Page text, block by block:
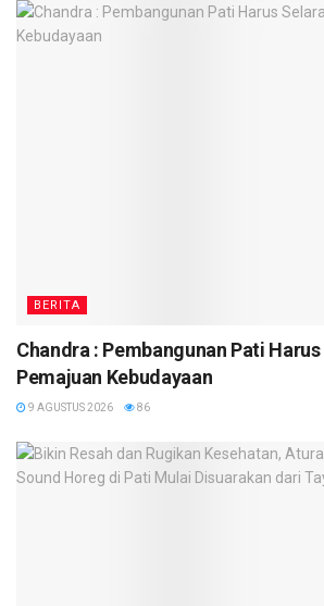
BERITA
Chandra : Pembangunan Pati
Pemajuan Kebudayaan
9 AGUSTUS 2026 86